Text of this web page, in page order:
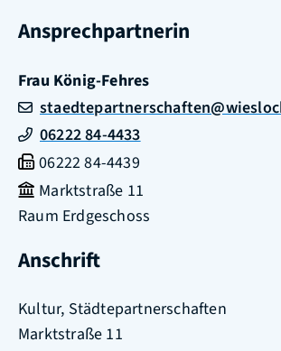
Ansprechpartnerin
Frau König-Fehres
06222 84-4433
06222 84-4439
Marktstraße 11
Raum Erdgeschoss
Anschrift
Kultur, Städtepartnerschaften
Marktstraße 11